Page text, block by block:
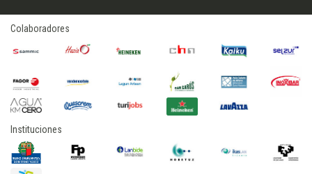
Colaboradores
Instituciones